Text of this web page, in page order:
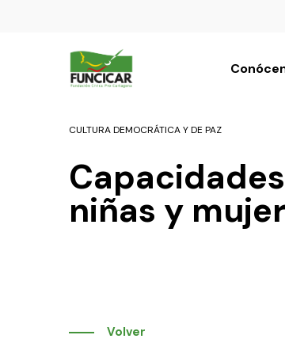
CULTURA DEMOCRÁTICA Y DE PAZ
niñas y
Volver